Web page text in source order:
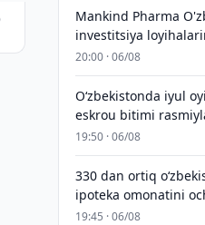
Mankind Pharma
investitsiya
20:00 · 06/08
O‘zbekistonda iyul
eskrou bitimi
19:50 · 06/08
330 dan ortiq
ipoteka omonatini
19:45 · 06/08